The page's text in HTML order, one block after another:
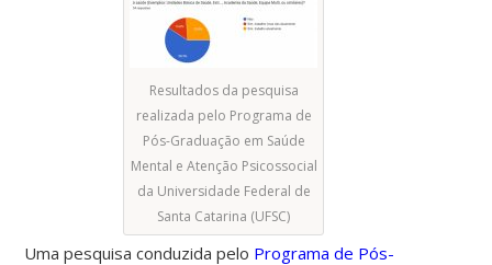
Resultados da pesquisa
realizada pelo Programa de
Pós-Graduação em Saúde
Mental e Atenção Psicossocial
da Universidade Federal de
Santa Catarina (UFSC)
Uma pesquisa conduzida pelo Programa de Pós-